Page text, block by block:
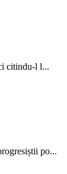
citindu-l l...
po...